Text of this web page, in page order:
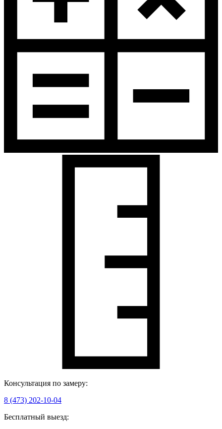
Консультация по замеру:
8 (473) 202-10-04
Бесплатный выезд: